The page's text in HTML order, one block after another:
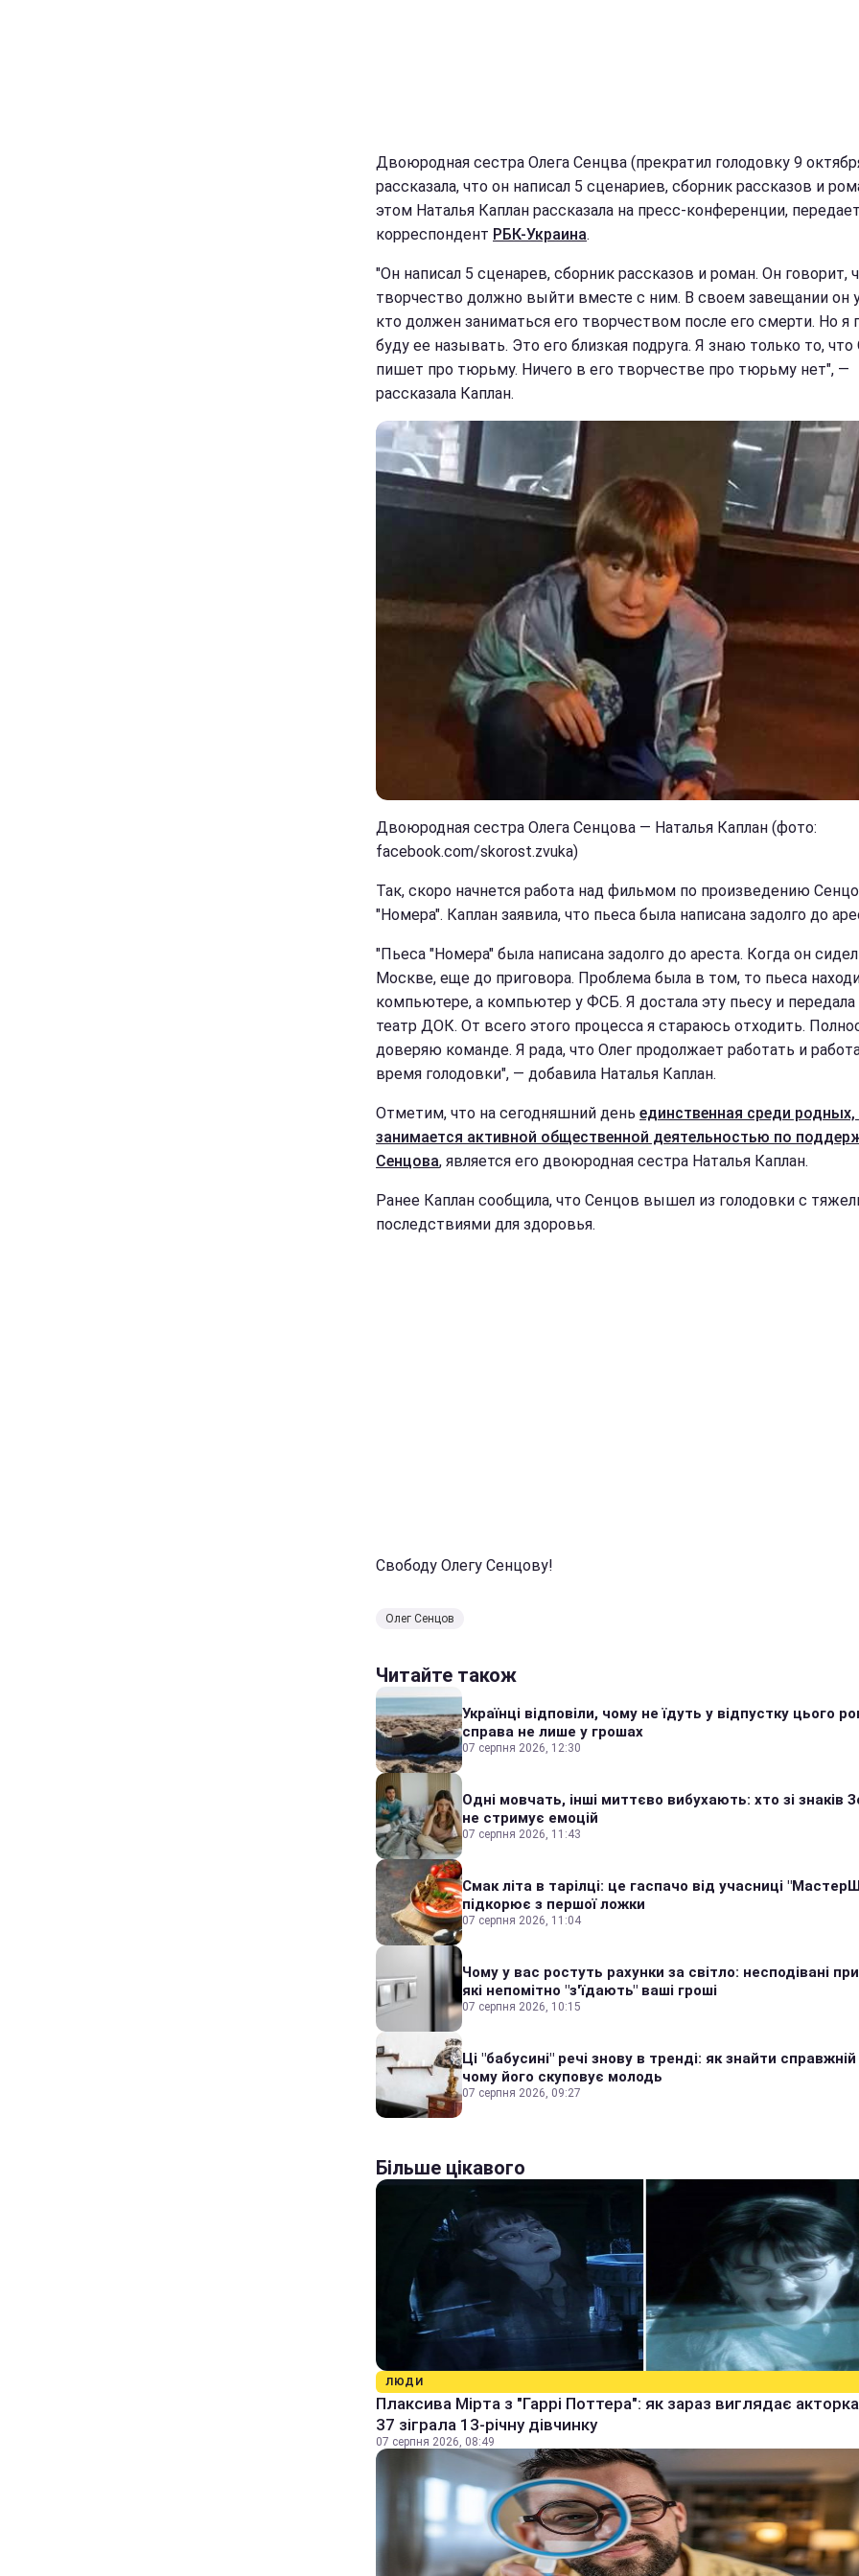
Двоюродная сестра Олега Сенцва (прекратил голодовку 9
рассказала, что он написал 5 сценариев, сборник рассказов и
этом Наталья Каплан рассказала на пресс-конференции,
корреспондент РБК-Украина.
"Он написал 5 сценарев, сборник рассказов и роман. Он говорит,
творчество должно выйти вместе с ним. В своем завещании он
кто должен заниматься его творчеством после его смерти. Но я
буду ее называть. Это его близкая подруга. Я знаю только то, что
пишет про тюрьму. Ничего в его творчестве про тюрьму нет", —
рассказала Каплан.
Двоюродная сестра Олега Сенцова — Наталья Каплан (фото:
facebook.com/skorost.zvuka)
Так, скоро начнется работа над фильмом по произведению
"Номера". Каплан заявила, что пьеса была написана задолго до
"Пьеса "Номера" была написана задолго до ареста. Когда он
Москве, еще до приговора. Проблема была в том, то пьеса
компьютере, а компьютер у ФСБ. Я достала эту пьесу и передала
театр ДОК. От всего этого процесса я стараюсь отходить.
доверяю команде. Я рада, что Олег продолжает работать и
время голодовки", — добавила Наталья Каплан.
Отметим, что на сегодняшний день единственная среди родных,
занимается активной общественной деятельностью по
Сенцова, является его двоюродная сестра Наталья Каплан.
Ранее Каплан сообщила, что Сенцов вышел из голодовки с
последствиями для здоровья.
Свободу Олегу Сенцову!
Олег Сенцов
Читайте також
Українці відповіли, чому не їдуть у відпустку цього
справа не лише у грошах
07 серпня 2026, 12:30
Одні мовчать, інші миттєво вибухають: хто зі знаків
не стримує емоцій
07 серпня 2026, 11:43
Смак літа в тарілці: це гаспачо від учасниці
підкорює з першої ложки
07 серпня 2026, 11:04
Чому у вас ростуть рахунки за світло: несподівані
які непомітно "з'їдають" ваші гроші
07 серпня 2026, 10:15
Ці "бабусині" речі знову в тренді: як знайти справжній
чому його скуповує молодь
07 серпня 2026, 09:27
Більше цікавого
ЛЮДИ
Плаксива Мірта з "Гаррі Поттера": як зараз виглядає
37 зіграла 13-річну дівчинку
07 серпня 2026, 08:49